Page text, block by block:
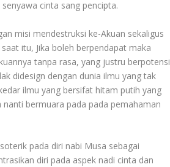
cinta sang pencipta.
misi mendestruksi ke-Akuan sekaligus
itu, Jika boleh berpendapat maka
tanpa rasa, yang justru berpotensi
didesign dengan dunia ilmu yang tak
ilmu yang bersifat hitam putih yang
bermuara pada pada pemahaman
pada diri nabi Musa sebagai
diri pada aspek nadi cinta dan